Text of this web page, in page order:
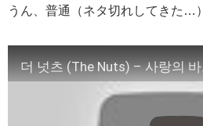
うん、普通（ネタ切れしてきた…）